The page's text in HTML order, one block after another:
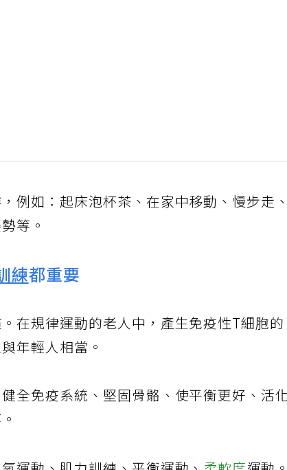
例如：起床泡杯茶、在家中移動、慢步走
等。
練都重要
在規律運動的老人中，產生免疫性T細胞的
年輕人相當。
全免疫系統、堅固骨骼、使平衡更好、活